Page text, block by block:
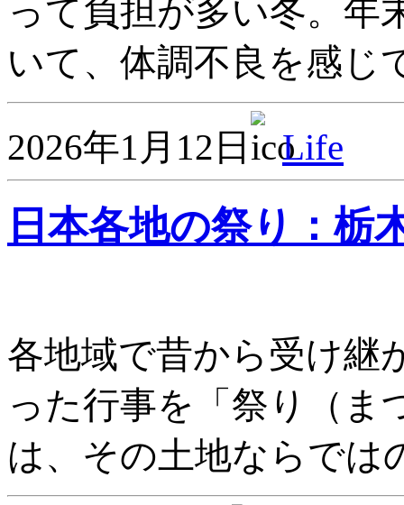
って負担が多い冬。年
いて、体調不良を感じ
2026年1月12日 Life
日本各地の祭り：栃
各地域で昔から受け継
った行事を「祭り（ま
は、その土地ならで